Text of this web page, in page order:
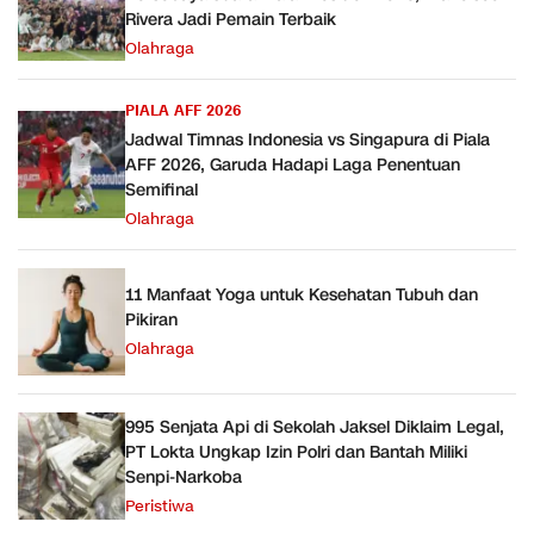
Rivera Jadi Pemain Terbaik
Olahraga
PIALA AFF 2026
Jadwal Timnas Indonesia vs Singapura di Piala
AFF 2026, Garuda Hadapi Laga Penentuan
Semifinal
Olahraga
11 Manfaat Yoga untuk Kesehatan Tubuh dan
Pikiran
Olahraga
995 Senjata Api di Sekolah Jaksel Diklaim Legal,
PT Lokta Ungkap Izin Polri dan Bantah Miliki
Senpi-Narkoba
Peristiwa